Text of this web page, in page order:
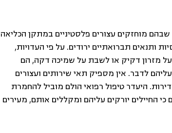
שבהם מוחזקים עצורים פלסטיניים במתקן הכליאה
ותנאים תברואתיים ירודים. על פי העדויות,
50 איש, נאלצים לישון על מזרון דקיק או לשבת על שמיכה דקה, הם
לדבר. אין מספיק תאי שירותים ועצורים
היעדר טיפול רפואי הולם מוביל להחמרת
החיילים יורקים עליהם ומקללים אותם, מעירים